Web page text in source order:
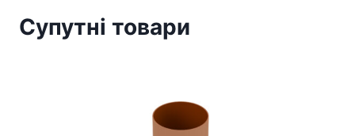
Супутні товари